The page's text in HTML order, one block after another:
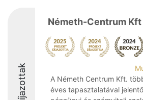
Díjazottak
Németh-Centrum Kft
A Németh Centrum Kft.
éves tapasztalatával